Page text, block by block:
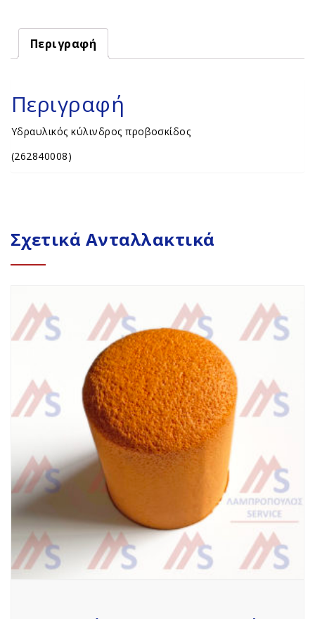
Περιγραφή
Περιγραφή
Υδραυλικός κύλινδρος προβοσκίδος
(262840008)
Σχετικά Ανταλλακτικά